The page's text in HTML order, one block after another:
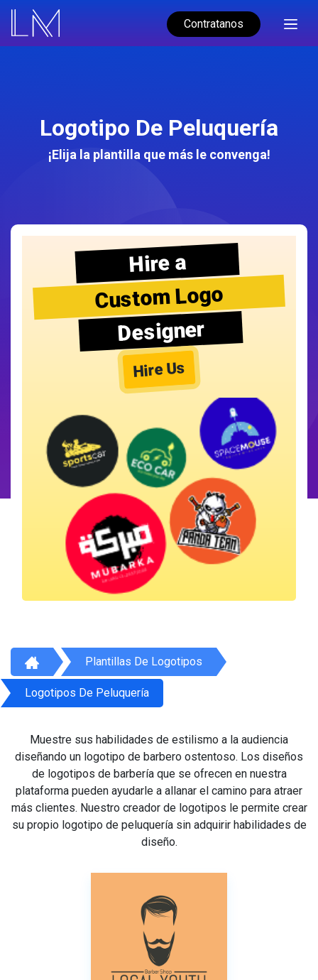
Contratanos
Logotipo De Peluquería
¡Elija la plantilla que más le convenga!
Hire a
Custom Logo
Designer
Hire Us
Plantillas De Logotipos
Logotipos De Peluquería
Muestre sus habilidades de estilismo a la audiencia
diseñando un logotipo de barbero ostentoso. Los diseños
de logotipos de barbería que se ofrecen en nuestra
plataforma pueden ayudarle a allanar el camino para atraer
más clientes. Nuestro creador de logotipos le permite crear
su propio logotipo de peluquería sin adquirir habilidades de
diseño.